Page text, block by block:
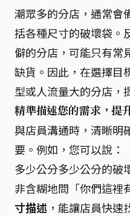
潮眾多的分店，通常會
括各種尺寸的破壞袋。
僻的分店，可能只有常
缺貨。因此，在選擇目
型或人流量大的分店，
精準描述您的需求，提
與店員溝通時，清晰明
要。例如，您可以說：
多少公分多少公分的破
非含糊地問「你們這裡
寸描述 ，能讓店員快